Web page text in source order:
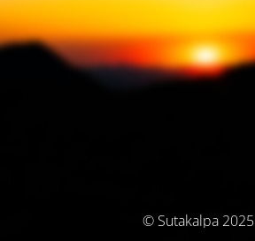
© Sutakalpa 2025